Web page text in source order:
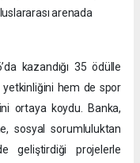
arenada
kazandığı 35 ödülle
yetkinliğini hem de spor
ortaya koydu. Banka,
sosyal sorumluluktan
geliştirdiği projelerle